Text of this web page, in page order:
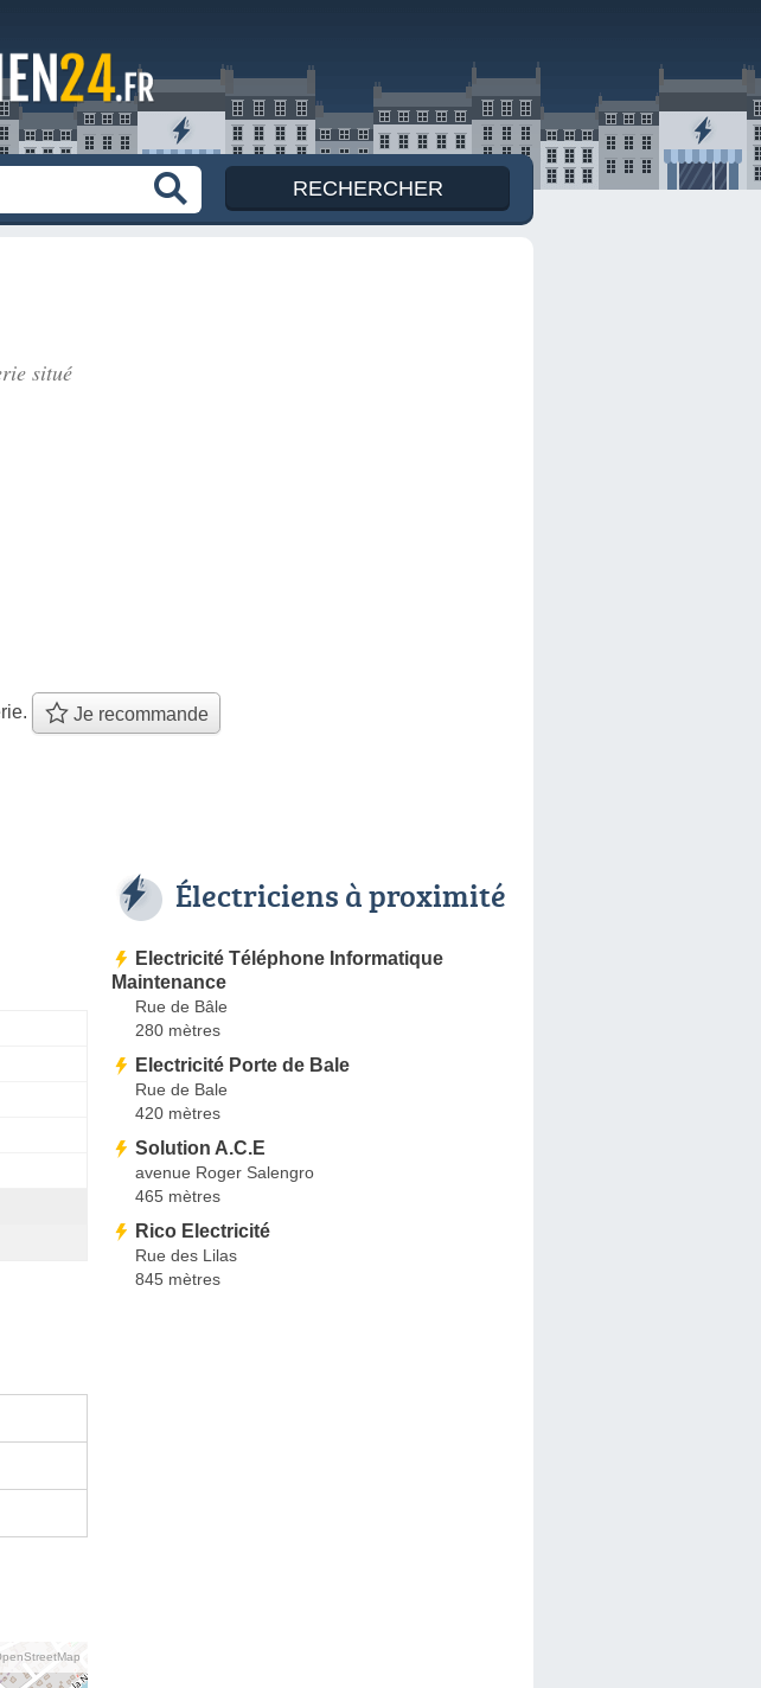
situé
Je recommande
Électriciens à proximité
Electricité Téléphone Informatique
Maintenance
Rue de Bâle
280 mètres
Electricité Porte de Bale
Rue de Bale
420 mètres
Solution A.C.E
avenue Roger Salengro
465 mètres
Rico Electricité
Rue des Lilas
845 mètres